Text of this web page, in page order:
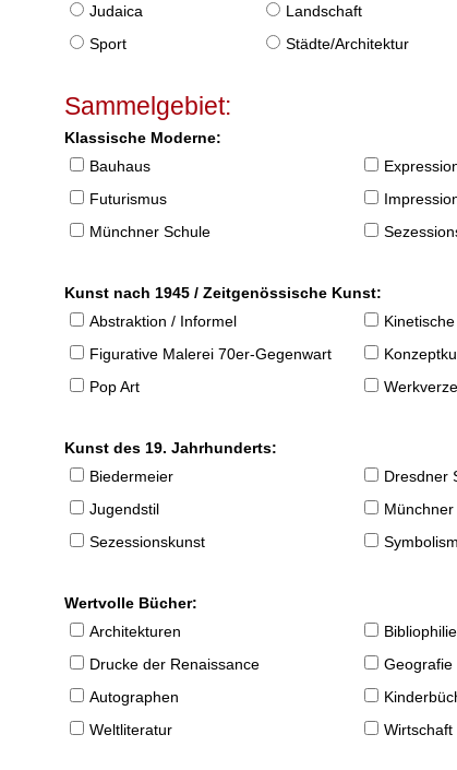
Judaica
Landschaft
Sport
Städte/Architektur
Sammelgebiet:
Klassische Moderne:
Bauhaus
Futurismus
Münchner Schule
Kunst nach 1945 / Zeitgenössische Kunst:
Abstraktion / Informel
Figurative Malerei 70er-Gegenwart
Pop Art
Kunst des 19. Jahrhunderts:
Biedermeier
Dresdner
Jugendstil
Sezessionskunst
Wertvolle Bücher:
Architekturen
Bibliophilie
Drucke der Renaissance
Geografie
Autographen
Weltliteratur